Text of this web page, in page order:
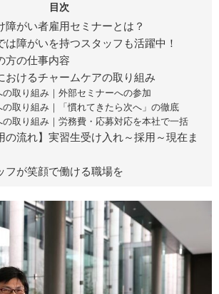
目次
障がい者雇用セミナーとは？
は障がいを持つスタッフも活躍中！
方の仕事内容
おけるチャームケアの取り組み
取り組み｜外部セミナーへの参加
取り組み｜「慣れてきたら次へ」の徹底
取り組み｜労務費・応募対応を本社で一括
の流れ】実習生受け入れ～採用～現在ま
フが笑顔で働ける職場を